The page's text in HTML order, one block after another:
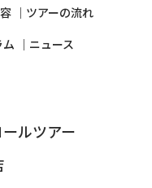
ツアーの流れ
ム
ニュース
ルツアー